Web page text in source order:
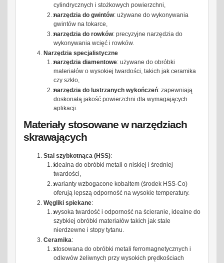
cylindrycznych i stożkowych powierzchni,
narzędzia do gwintów: używane do wykonywania
gwintów na tokarce,
narzędzia do rowków: precyzyjne narzędzia do
wykonywania wcięć i rowków.
Narzędzia specjalistyczne
narzędzia diamentowe: używane do obróbki
materiałów o wysokiej twardości, takich jak ceramika
czy szkło,
narzędzia do lustrzanych wykończeń: zapewniają
doskonałą jakość powierzchni dla wymagających
aplikacji.
Materiały stosowane w narzędziach
skrawających
Stal szybkotnąca (HSS):
idealna do obróbki metali o niskiej i średniej
twardości,
warianty wzbogacone kobaltem (środek HSS-Co)
oferują lepszą odporność na wysokie temperatury.
Węgliki spiekane:
wysoka twardość i odporność na ścieranie, idealne do
szybkiej obróbki materiałów takich jak stale
nierdzewne i stopy tytanu.
Ceramika:
stosowana do obróbki metali ferromagnetycznych i
odlewów żeliwnych przy wysokich prędkościach